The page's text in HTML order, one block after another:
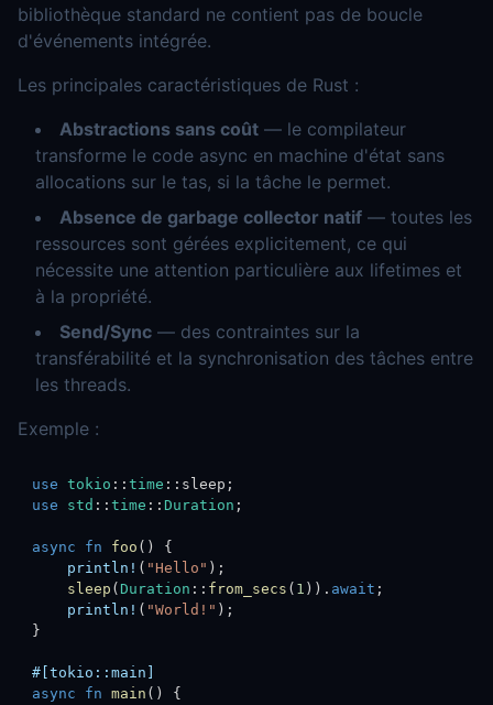
bibliothèque standard ne contient pas de boucle
d'événements intégrée.
Les principales caractéristiques de Rust :
Abstractions sans coût — le compilateur
transforme le code async en machine d'état sans
allocations sur le tas, si la tâche le permet.
Absence de garbage collector natif — toutes les
ressources sont gérées explicitement, ce qui
nécessite une attention particulière aux lifetimes et
à la propriété.
Send/Sync — des contraintes sur la
transférabilité et la synchronisation des tâches entre
les threads.
Exemple :
use tokio :: time :: sleep ;
use
std :: time :: Duration ;
async fn foo ( )
{
println! ( "Hello" ) ;
sleep ( Duration :: from_secs ( 1 ) ) . await ;
println! ( "World!" ) ;
}
#[tokio::main]
async
fn main ( )
{